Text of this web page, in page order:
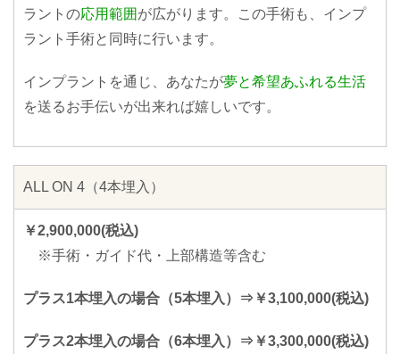
ラントの応用範囲 が広がります。この手術も、インプ
ラント手術と同時に行います。
インプラントを通じ、あなたが夢と希望あふれる生活
を送るお手伝いが出来れば嬉しいです。
ALL ON 4（4本埋入）
￥2,900,000(税込)
※手術・ガイド代・上部構造等含む
プラス1本埋入の場合（5本埋入）⇒￥3,100,000(税込)
プラス2本埋入の場合（6本埋入）⇒￥3,300,000(税込)